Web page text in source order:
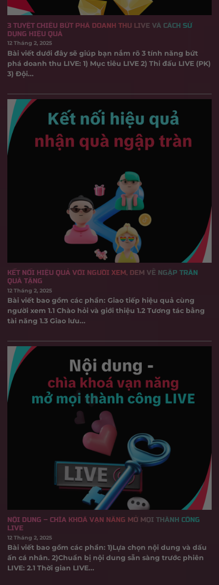
3 TUYỆT CHIÊU BỨT PHÁ DOANH THU LIVE VÀ CÁCH SỬ
DỤNG HIỆU QUẢ
12 Tháng 2, 2025
Bài viết dưới đây sẽ giúp bạn nắm rõ 3 tính năng bứt
phá doanh thu LIVE: 1) Mục tiêu LIVE 2) Thi đấu LIVE (PK)
3) Đội...
KẾT NỐI HIỆU QUẢ VỚI NGƯỜI XEM, ĐEM VỀ NGẬP TRÀN
QUÀ TẶNG
12 Tháng 2, 2025
Bài viết bao gồm các phần: Giao tiếp hiệu quả cùng
người xem 1.1 Chào hỏi và giới thiệu 1.2 Tương tác bằng
tài năng 1.3 Giao lưu...
NỘI DUNG – CHÌA KHOÁ VẠN NĂNG MỞ MỌI THÀNH CÔNG
LIVE
12 Tháng 2, 2025
Bài viết bao gồm các phần: 1)Lựa chọn nội dung và dấu
ấn cá nhân. 2)Chuẩn bị nội dung sẵn sàng trước phiên
LIVE: 2.1 Thời gian LIVE...